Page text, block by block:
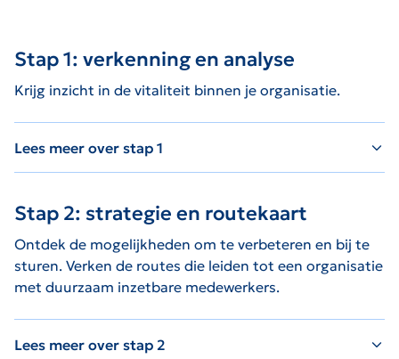
Stap 1: verkenning en analyse
Krijg inzicht in de vitaliteit binnen je organisatie.
Lees meer over stap 1
Stap 2: strategie en routekaart
Ontdek de mogelijkheden om te verbeteren en bij te
sturen. Verken de routes die leiden tot een organisatie
met duurzaam inzetbare medewerkers.
Lees meer over stap 2